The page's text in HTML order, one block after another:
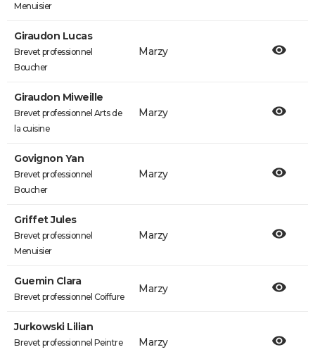
Menuisier
Giraudon Lucas
Brevet professionnel
Boucher
Marzy
Giraudon Miweille
Brevet professionnel Arts de
la cuisine
Marzy
Govignon Yan
Brevet professionnel
Boucher
Marzy
Griffet Jules
Brevet professionnel
Menuisier
Marzy
Guemin Clara
Brevet professionnel Coiffure
Marzy
Jurkowski Lilian
Brevet professionnel Peintre
Marzy